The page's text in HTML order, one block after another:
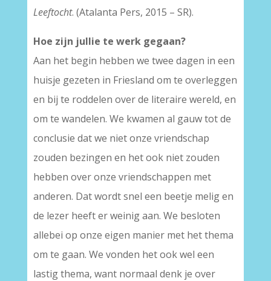
Leeftocht. (Atalanta Pers, 2015 – SR).
Hoe zijn jullie te werk gegaan?
Aan het begin hebben we twee dagen in een
huisje gezeten in Friesland om te overleggen
en bij te roddelen over de literaire wereld, en
om te wandelen. We kwamen al gauw tot de
conclusie dat we niet onze vriendschap
zouden bezingen en het ook niet zouden
hebben over onze vriendschappen met
anderen. Dat wordt snel een beetje melig en
de lezer heeft er weinig aan. We besloten
allebei op onze eigen manier met het thema
om te gaan. We vonden het ook wel een
lastig thema, want normaal denk je over